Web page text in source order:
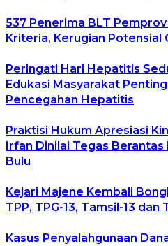
537 Penerima BLT
Kriteria, Kerugian Potensial
Peringati Hari Hepatitis
Edukasi Masyarakat
Pencegahan Hepatitis
Praktisi Hukum Apresiasi
Irfan Dinilai Tegas
Bulu
Kejari Majene Kembali
TPP, TPG-13, Tamsil-13 dan
Kasus Penyalahgunaan